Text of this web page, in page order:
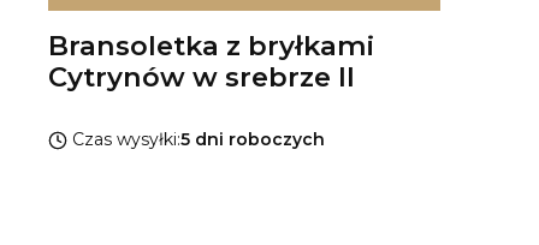
Bransoletka z bryłkami
Cytrynów w srebrze II
Czas wysyłki:5 dni roboczych